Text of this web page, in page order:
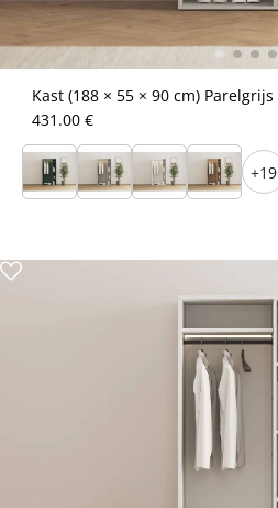
Kast (188 × 55 × 90 cm) Parelgrijs
431.00 €
+19